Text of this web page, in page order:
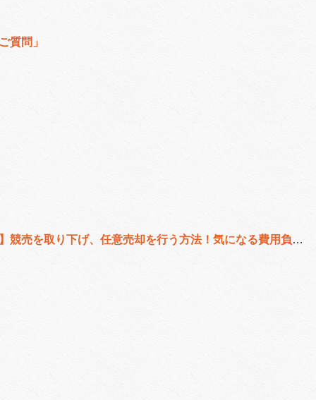
質問」
【競売取り下げの費用が気になる方必見！】競売を取り下げ、任意売却を行う方法！気になる費用負担は？